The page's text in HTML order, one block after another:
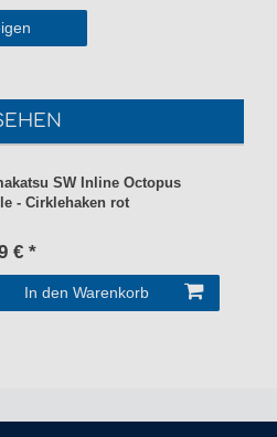
SW Inline Octopus
- Cirklehaken rot
€ *
In den Warenkorb